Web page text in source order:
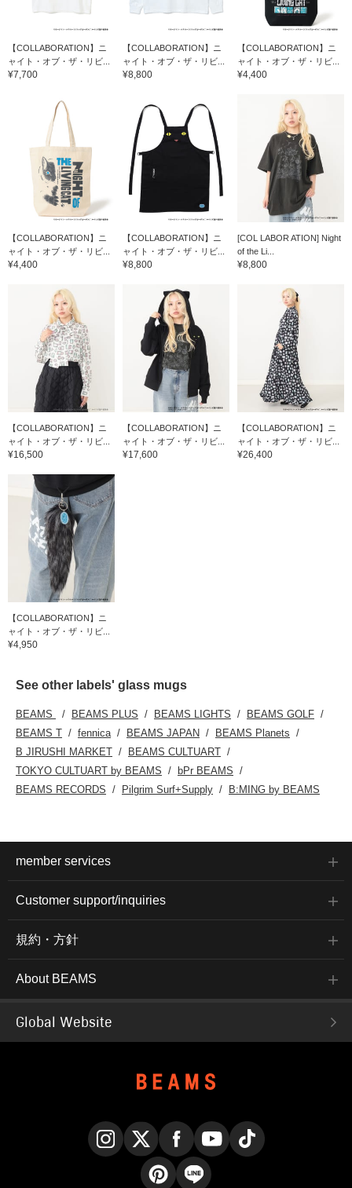
【COLLABORATION】ニ
ャイト・オブ・ザ・リビ...
¥7,700
【COLLABORATION】ニ
ャイト・オブ・ザ・リビ...
¥8,800
【COLLABORATION】ニ
ャイト・オブ・ザ・リビ...
¥4,400
【COLLABORATION】ニ
ャイト・オブ・ザ・リビ...
¥4,400
【COLLABORATION】ニ
ャイト・オブ・ザ・リビ...
¥8,800
[COL LABOR ATION] Night
of the Li...
¥8,800
【COLLABORATION】ニ
ャイト・オブ・ザ・リビ...
¥16,500
【COLLABORATION】ニ
ャイト・オブ・ザ・リビ...
¥17,600
【COLLABORATION】ニ
ャイト・オブ・ザ・リビ...
¥26,400
【COLLABORATION】ニ
ャイト・オブ・ザ・リビ...
¥4,950
See other labels' glass mugs
BEAMS BEAMS PLUS BEAMS LIGHTS
BEAMS GOLF
BEAMS T
fennica BEAMS JAPAN
BEAMS Planets
B JIRUSHI MARKET
BEAMS CULTUART
TOKYO CULTUART by BEAMS
bPr BEAMS
BEAMS RECORDS
Pilgrim Surf+Supply B:MING by BEAMS
member services
Customer support/inquiries
規約・方針
About BEAMS
Global Website